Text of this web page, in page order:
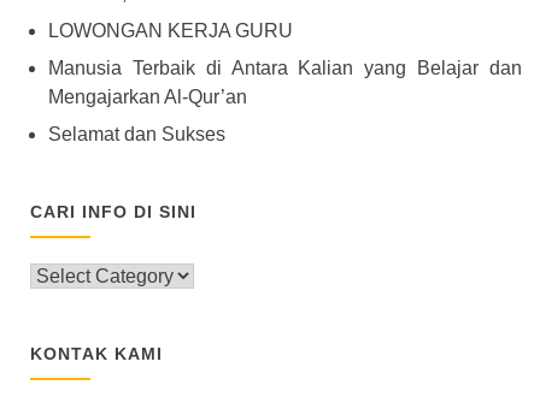
LOWONGAN KERJA GURU
Manusia Terbaik di Antara Kalian yang Belajar dan
Mengajarkan Al-Qur’an
Selamat dan Sukses
CARI INFO DI SINI
CARI
SINI
KONTAK KAMI